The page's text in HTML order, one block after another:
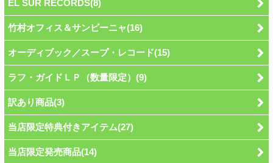
EL SUR RECORDS(8)
竹村オフィス＆サンビーニャ(16)
オーディブック／スープ・レコード(15)
ラフ・ガイドＬＰ（数量限定）(9)
訳あり商品(3)
当店限定特典付きアイテム(27)
当店限定発売商品(14)